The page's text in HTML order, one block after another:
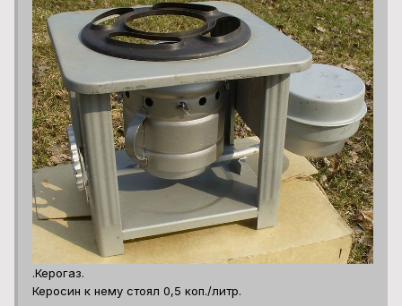
.Керогаз.
Керосин к нему стоял 0,5 коп./литр.